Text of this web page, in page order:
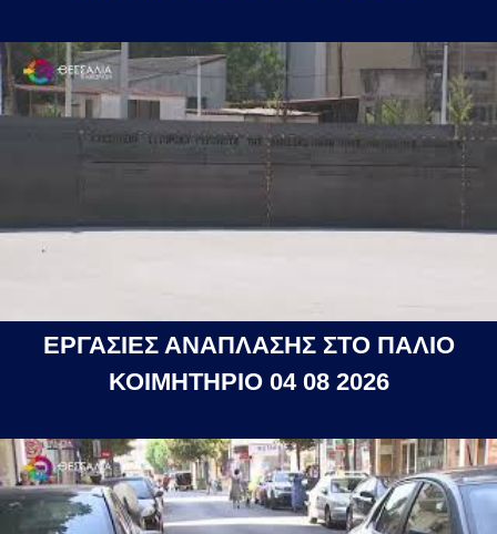
ΕΡΓΑΣΙΕΣ ΑΝΑΠΛΑΣΗΣ ΣΤΟ ΠΑΛΙΟ
ΚΟΙΜΗΤΗΡΙΟ 04 08 2026